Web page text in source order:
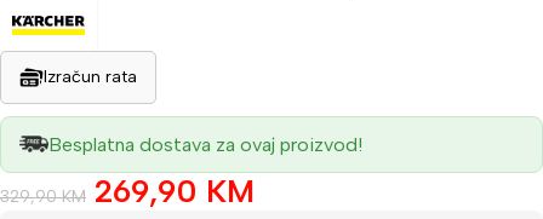
Izračun rata
Besplatna dostava za ovaj proizvod!
329,90KM 269,90 KM